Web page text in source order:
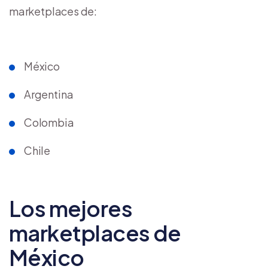
marketplaces de:
México
Argentina
Colombia
Chile
Los mejores
marketplaces de
México